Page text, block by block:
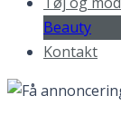
Beauty
Kontakt